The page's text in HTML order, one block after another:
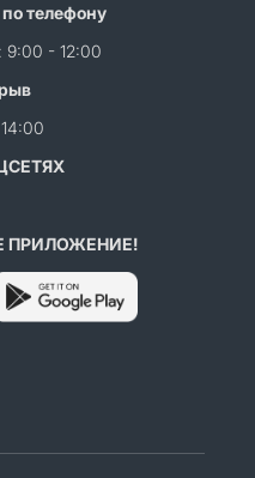
телефону
9:00 - 12:00
ПРИЛОЖЕНИЕ!